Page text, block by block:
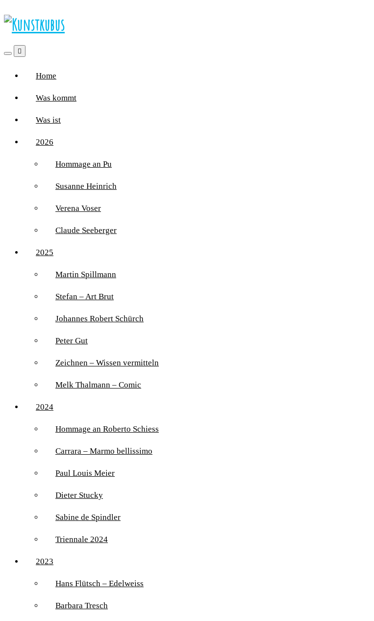
Home
Was kommt
Was ist
2026
Hommage an Pu
Susanne Heinrich
Verena Voser
Claude Seeberger
2025
Martin Spillmann
Stefan – Art Brut
Johannes Robert Schürch
Peter Gut
Zeichnen – Wissen vermitteln
Melk Thalmann – Comic
2024
Hommage an Roberto Schiess
Carrara – Marmo bellissimo
Paul Louis Meier
Dieter Stucky
Sabine de Spindler
Triennale 2024
2023
Hans Flütsch – Edelweiss
Barbara Tresch